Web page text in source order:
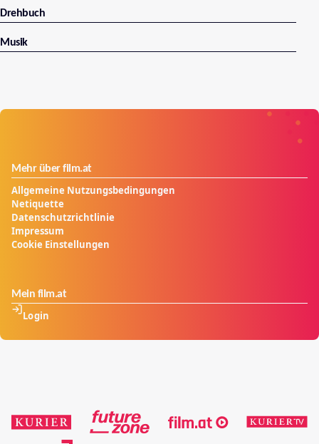
handelt, bietet er ihm bei einer anderen Gelegenheit
nimmt das freundliche Angebot an...
Drehbuch
Musik
Mehr über film.at
Allgemeine Nutzungsbedingungen
Netiquette
Datenschutzrichtlinie
Impressum
Cookie Einstellungen
Mein film.at
Login